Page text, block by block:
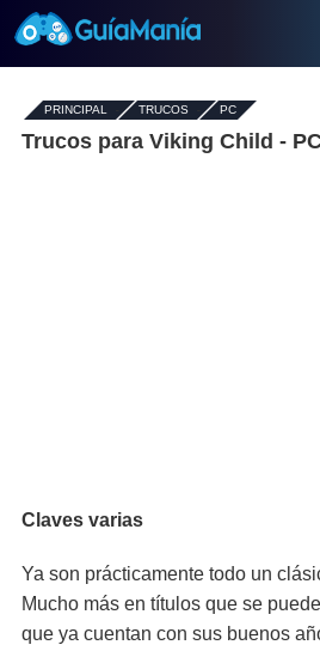
PRINCIPAL - TRUCOS- PC
Trucos para Viking Child -
Claves varias
Ya son prácticamente todo un
Mucho más en títulos que se
que ya cuentan con sus buenos